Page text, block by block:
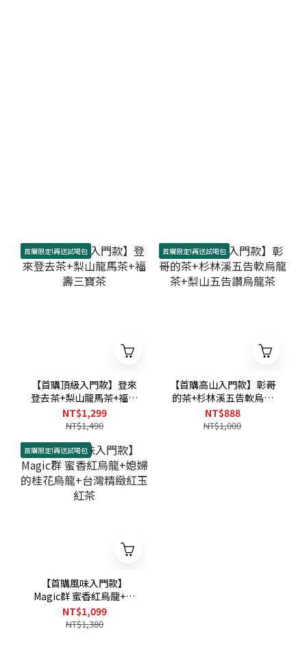
首購限定!再送試喝包
【首購頂級入門款】登來
登去茶+梨山龍馬茶+福壽
三寶茶
NT$1,299
NT$1,490
首購限定!再送試喝包
【首購高山入門款】彰哥
的茶+杉林溪五告軟烏龍
茶+梨山五告讚烏龍茶
NT$888
NT$1,000
首購限定!再送試喝包
【首購風味入門款】
Magic群 蜜香紅烏龍+媳
婦的桂花烏龍+台灣精緻
紅玉紅茶
NT$1,099
NT$1,380